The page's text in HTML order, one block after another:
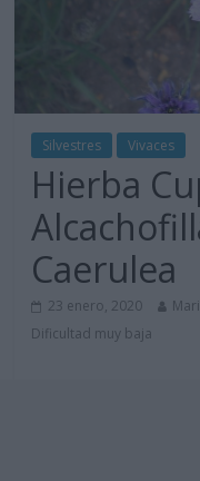
Silvestres Vivaces
Hierba
Caerulea
23 enero, 2020
Dificultad muy baja